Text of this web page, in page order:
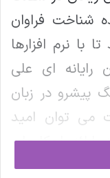
شناخت فراوان
نرم افزارها
رایانه ای علی
پیشرو در زبان
می توان امید
راهکارها و
مورد نیاز